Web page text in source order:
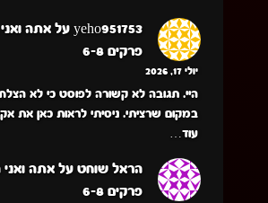
yeho951753 עלאתה
פרקים 6-8
יולי 17, 2026
היי. תגובה לא קשורה לפוסט כי לא
במקום שרציתי. ניסיתי לראות כאן את
עוד…
הראל שוחט עלאתה
פרקים 6-8